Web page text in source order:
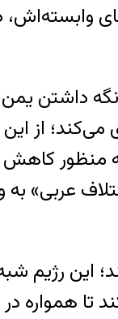
داشتن
از
منظور
عربی»
این رژیم
همواره در